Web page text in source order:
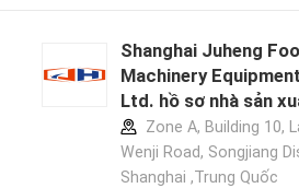
Shanghai Juheng
Machinery
Ltd. hồ sơ nhà sản
Zone A, Building 10,
Wenji Road, Songjiang
Shanghai ,Trung Quốc